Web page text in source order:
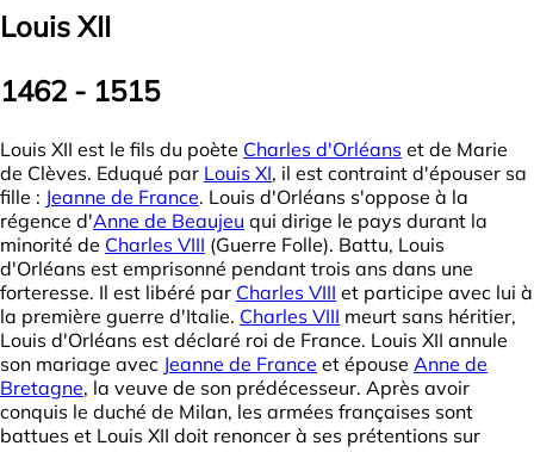
Louis XII
1462 - 1515
Louis XII est le fils du poète Charles d'Orléans et de Marie
de Clèves. Eduqué par Louis XI, il est contraint d'épouser sa
fille : Jeanne de France. Louis d'Orléans s'oppose à la
régence d'Anne de Beaujeu qui dirige le pays durant la
minorité de Charles VIII (Guerre Folle). Battu, Louis
d'Orléans est emprisonné pendant trois ans dans une
forteresse. Il est libéré par Charles VIII et participe avec lui à
la première guerre d'Italie. Charles VIII meurt sans héritier,
Louis d'Orléans est déclaré roi de France. Louis XII annule
son mariage avec Jeanne de France et épouse Anne de
Bretagne, la veuve de son prédécesseur. Après avoir
conquis le duché de Milan, les armées françaises sont
battues et Louis XII doit renoncer à ses prétentions sur